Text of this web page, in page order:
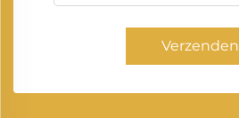
Verzenden